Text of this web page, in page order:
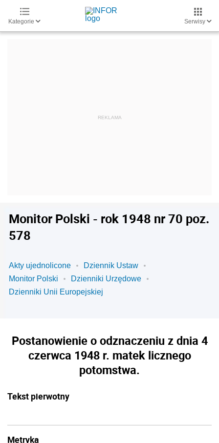
Kategorie Serwisy
Monitor Polski - rok 1948 nr 70 poz.
578
Akty ujednolicone
Dziennik Ustaw
Monitor Polski
Dzienniki Urzędowe
Dzienniki Unii Europejskiej
Postanowienie o odznaczeniu z dnia 4
czerwca 1948 r. matek licznego
potomstwa.
Tekst pierwotny
Metryka